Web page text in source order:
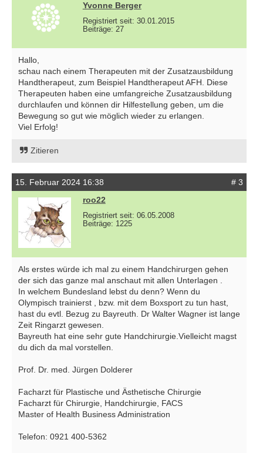
Yvonne Berger
Registriert seit: 30.01.2015
Beiträge: 27
Hallo,
schau nach einem Therapeuten mit der Zusatzausbildung
Handtherapeut, zum Beispiel Handtherapeut AFH. Diese
Therapeuten haben eine umfangreiche Zusatzausbildung
durchlaufen und können dir Hilfestellung geben, um die
Bewegung so gut wie möglich wieder zu erlangen.
Viel Erfolg!
Zitieren
15. Februar 2024 16:38
# 3
roo22
Registriert seit: 06.05.2008
Beiträge: 1225
Als erstes würde ich mal zu einem Handchirurgen gehen
der sich das ganze mal anschaut mit allen Unterlagen .
In welchem Bundesland lebst du denn? Wenn du
Olympisch trainierst , bzw. mit dem Boxsport zu tun hast,
hast du evtl. Bezug zu Bayreuth. Dr Walter Wagner ist lange
Zeit Ringarzt gewesen.
Bayreuth hat eine sehr gute Handchirurgie.Vielleicht magst
du dich da mal vorstellen.
Prof. Dr. med. Jürgen Dolderer
Facharzt für Plastische und Ästhetische Chirurgie
Facharzt für Chirurgie, Handchirurgie, FACS
Master of Health Business Administration
Telefon: 0921 400-5362